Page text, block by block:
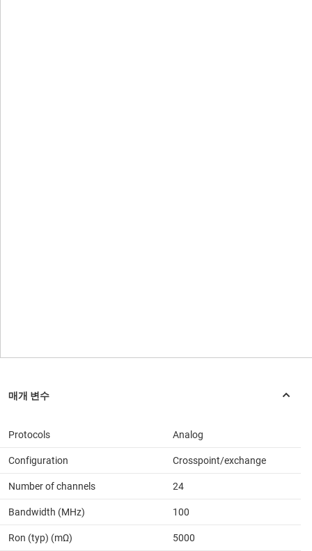
Protocols Analog
Configuration Crosspoint/exchange
Number of channels 24
Bandwidth (MHz) 100
Ron (typ) (mΩ) 5000